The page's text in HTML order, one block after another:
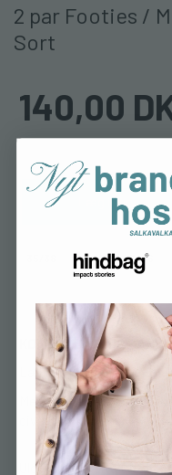
2 par Footies /
Sort
140,00
Læg i kurv
39/42 43/46
KØLENDE • BLØD •
Lækre merinould footies
Merinoulden er blød og
giver friske fødder i
Ulden leveres fra tyske